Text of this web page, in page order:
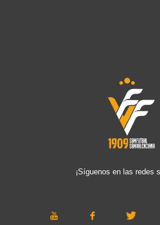
¡Síguenos en las redes